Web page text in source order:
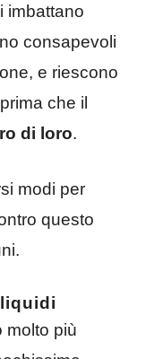
imbattano
consapevoli
e riescono
che il
di loro.
modi per
questo
molto più